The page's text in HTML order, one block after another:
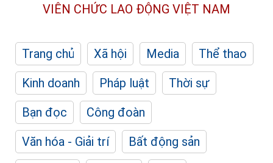
VIÊN CHỨC LAO ĐỘNG VIỆT NAM
Trang chủ Xã hội Media
Thể thao
Kinh doanh
Pháp luật
Thời sự
Bạn đọc
Công đoàn
Văn hóa - Giải trí
Bất động sản